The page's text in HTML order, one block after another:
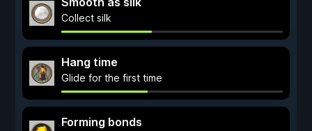
Collect silk
Hang time
Glide for the first time
Forming bonds